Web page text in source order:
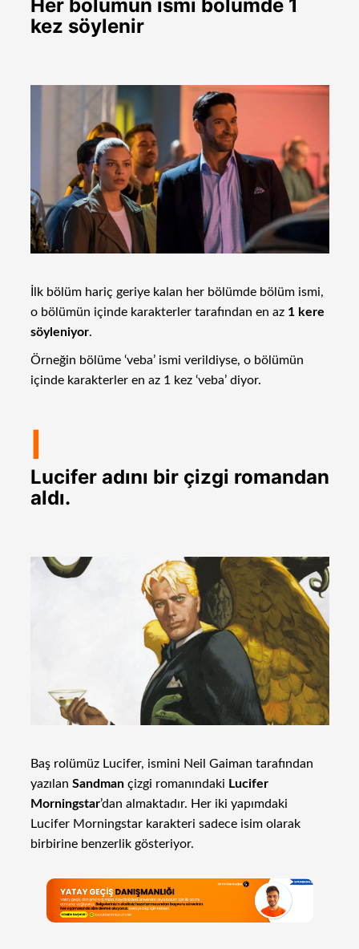
Her bölümün ismi bölümde 1
kez söylenir
İlk bölüm hariç geriye kalan her bölümde bölüm ismi,
o bölümün içinde karakterler tarafından en az 1 kere
söyleniyor.
Örneğin bölüme ‘veba’ ismi verildiyse, o bölümün
içinde karakterler en az 1 kez ‘veba’ diyor.
I
Lucifer adını bir çizgi romandan
aldı.
Baş rolümüz Lucifer, ismini Neil Gaiman tarafından
yazılan Sandman çizgi romanındaki Lucifer
Morningstar’dan almaktadır. Her iki yapımdaki
Lucifer Morningstar karakteri sadece isim olarak
birbirine benzerlik gösteriyor.